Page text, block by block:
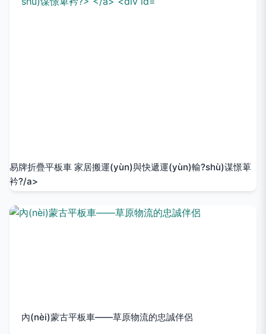
易牌折疊平板車 家居搬運(yùn)與快遞運(yùn)輸?shù)谋憬萆
衿?/a>
內(nèi)蒙古平板車——草原物流的忠誠伴侶